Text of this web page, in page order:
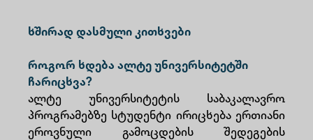
ხშირად დასმული კითხვები
როგორ ხდება ალტე უნივერსიტეტში
ჩარიცხვა?
ალტე უნივერსიტეტის საბაკალავრო
პროგრამებზე სტუდენტი ირიცხება ერთიანი
ეროვნული გამოცდების შედეგების